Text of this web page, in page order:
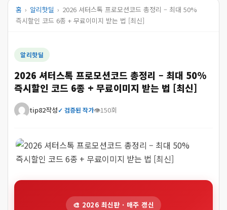
홈 › 알리핫딜 › 2026 셔터스톡 프로모션코드 총정리 – 최대 50%
즉시할인 코드 6종 + 무료이미지 받는 법 [최신]
알리핫딜
2026 셔터스톡 프로모션코드 총정리 – 최대 50%
즉시할인 코드 6종 + 무료이미지 받는 법 [최신]
tip82작성✓ 검증된 작가👁150회
🎨 2026 최신판 · 매주 갱신